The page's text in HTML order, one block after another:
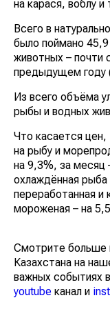
на карася, воблу
Всего в
было поймано
животных – почти
предыдущем году
Из всего объёма
рыбы и водных
Что касается
на рыбу и
на 9,3%, за месяц
охлаждённая
переработанная и
мороженая – на
Смотрите больше
Казахстана на
важных событиях в
youtube канал и